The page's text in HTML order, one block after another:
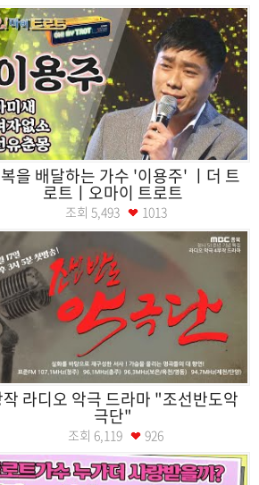
을 배달하는 가수 '이용주' ㅣ더 트
로트ㅣ오마이 트로트
조회 5,493 1013
작 라디오 악극 드라마 "조선반도악
극단"
조회 6,119 926